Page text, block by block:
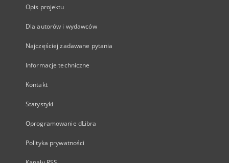
Opis projektu
Dla autorów i wydawców
Najczęściej zadawane pytania
Informacje techniczne
Kontakt
Statystyki
Oprogramowanie dLibra
Polityka prywatności